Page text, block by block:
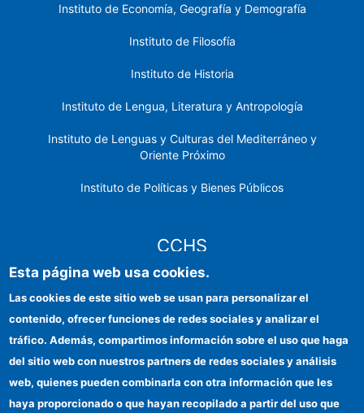
Instituto de Economía, Geografía y Demografía
Instituto de Filosofía
Instituto de Historia
Instituto de Lengua, Literatura y Antropología
Instituto de Lenguas y Culturas del Mediterráneo y
Oriente Próximo
Instituto de Políticas y Bienes Públicos
CCHS
Identidad institucional
Ayudas FEDER
Esta página web usa cookies.
Las cookies de este sitio web se usan para personalizar el
contenido, ofrecer funciones de redes sociales y analizar el
tráfico. Además, compartimos información sobre el uso que haga
del sitio web con nuestros partners de redes sociales y análisis
web, quienes pueden combinarla con otra información que les
haya proporcionado o que hayan recopilado a partir del uso que